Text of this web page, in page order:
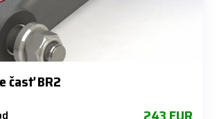
časť BR2